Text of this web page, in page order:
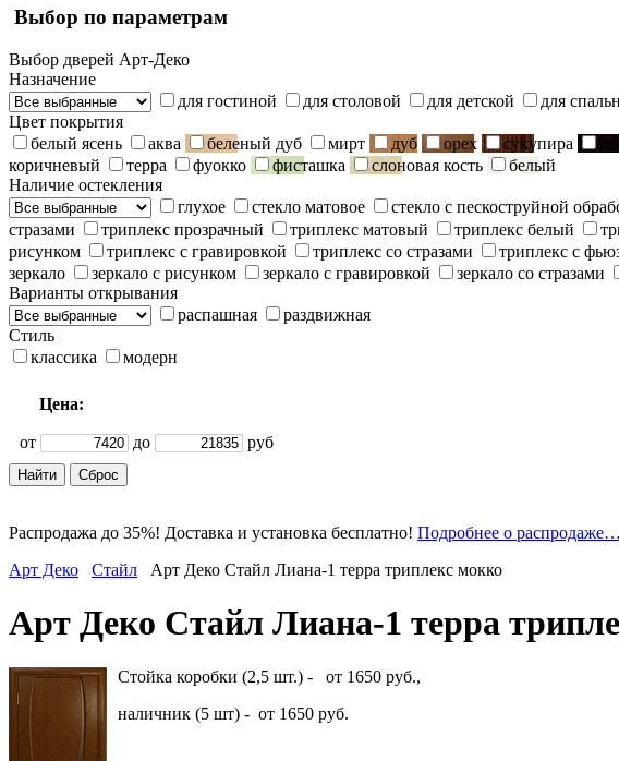
Выбор по параметрам
Выбор дверей Арт-Деко
Назначение
для гостиной
для столовой для детской для
Цвет покрытия
белый ясень
аква беленый дуб мирт дуб орех сукупира
коричневый
терра фуокко фисташка слоновая кость
белый
Наличие остекления
глухое
стекло матовое стекло с пескоструйной
стразами
триплекс прозрачный триплекс матовый триплекс белый
рисунком
триплекс с гравировкой триплекс со стразами триплекс с
зеркало
зеркало с рисунком зеркало с гравировкой зеркало со стразами
Варианты открывания
распашная
раздвижная
Стиль
классика
модерн
Цена:
от до руб
Распродажа до 35%! Доставка и установка бесплатно! Подробнее о распродаже…
Арт Деко
Стайл Арт Деко Стайл Лиана-1 терра триплекс мокко
Арт Деко Стайл Лиана-1 терра
Стойка коробки (2,5 шт.) - от 1650 руб.,
наличник (5 шт) - от 1650 руб.